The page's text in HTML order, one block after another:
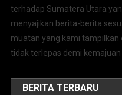
terhadap Sumatera Utara
menyajikan berita-berita
muatan yang kami
tidak terlepas demi
BERITA TERBARU